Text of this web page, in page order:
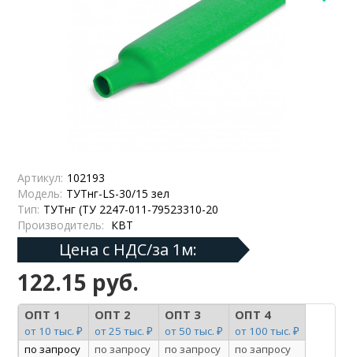
Артикул: 102193
Модель: ТУТнг-LS-30/15 зел
Тип: ТУТнг (ТУ 2247-011-79523310-20
Производитель: КВТ
Цена с НДС/за 1м:
122.15 руб.
ОПТ 1
от 10 тыс. ₽
ОПТ 2
от 25 тыс. ₽
ОПТ 3
от 50 тыс. ₽
ОПТ 4
от 100 тыс. ₽
по запросу
по запросу по запросу по запросу